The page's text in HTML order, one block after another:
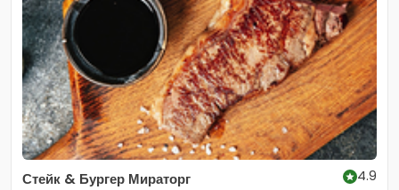
Стейк & Бургер Мираторг
4.9